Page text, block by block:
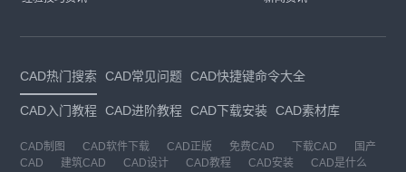
CAD热门搜索 CAD常见问题 CAD快捷键命令大全
CAD入门教程 CAD进阶教程 CAD下载安装 CAD素材库
CAD制图 CAD软件下载 CAD正版 免费CAD 下载CAD
国产
CAD
建筑CAD CAD设计 CAD教程 CAD安装 CAD是什么